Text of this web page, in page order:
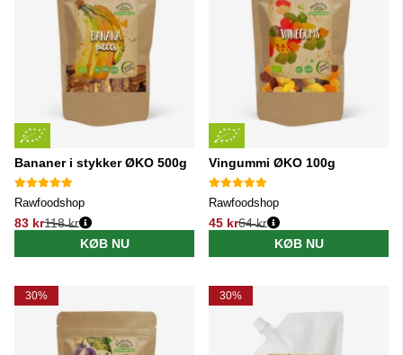
Bananer i stykker ØKO 500g
Rawfoodshop
83 kr
Normalpris:
118 kr
KØB NU
Vingummi ØKO 100g
Rawfoodshop
45 kr
Normalpris:
64 kr
KØB NU
30% 30%